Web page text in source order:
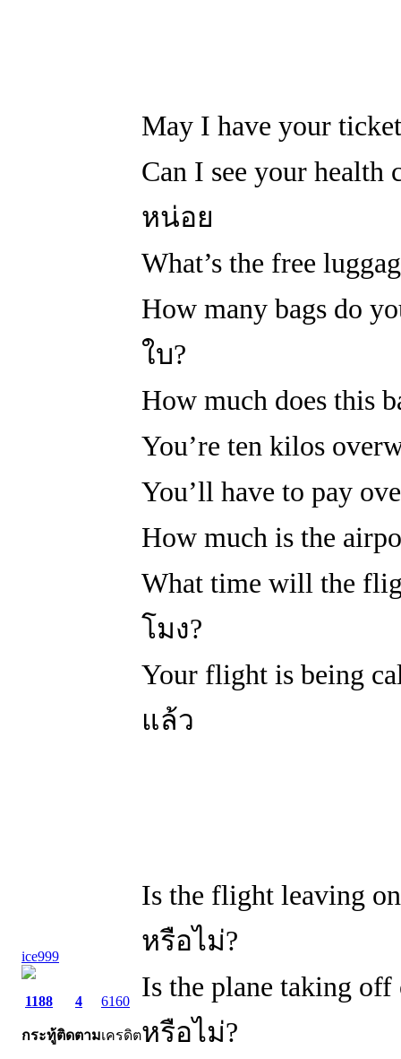
ice999
1188
กระทู้
4
ติดตาม
6160
เครดิต
May I have your
Can I see your
หน่อย
What’s the free
How many bags do
ใบ?
How much does
You’re ten kilos
You’ll have to pay
How much is the
What time will the
โมง?
Your flight is being
แล้ว
Is the flight leaving
หรือไม่?
Is the plane taking
หรือไม่?